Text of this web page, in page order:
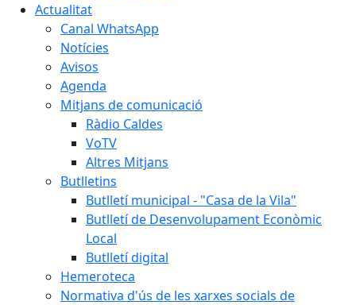
Actualitat
Canal WhatsApp
Notícies
Avisos
Agenda
Mitjans de comunicació
Ràdio Caldes
VoTV
Altres Mitjans
Butlletins
Butlletí municipal - "Casa de la Vila"
Butlletí de Desenvolupament Econòmic
Local
Butlletí digital
Hemeroteca
Normativa d'ús de les xarxes socials de